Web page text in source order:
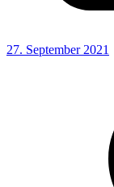
27. September 2021